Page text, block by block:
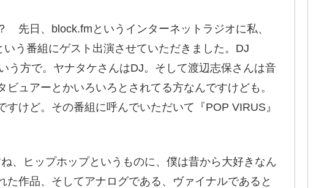
先日、block.fmというインターネットラジオに私、
う番組にゲスト出演させていただきました。DJ
う方で。ヤナタケさんはDJ。そして渡辺志保さんは音
ュアーとかいろいろとされてる方なんですけども。
けど。その番組に呼んでいただいて『POP VIRUS』
、ヒップホップというものに、僕は昔から大好きなん
作品、そしてアナログである、ヴァイナルであると